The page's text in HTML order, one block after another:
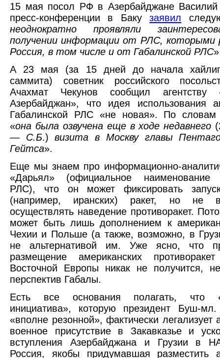
15 мая посол РФ в Азербайджане Василий
пресс-конференции в Бакузаявил
неоднократно проявляли
получении информации от РЛС, которыми
Россия, в том числе и от Габалинской РЛС
А 23 мая (за 15 дней до начала
саммита) советник российского
Ачахмат Чекунов сообщил агентству
Азербайджан», что идея использования
Габалинской РЛС «не новая». По словам
«она была озвучена еще в ходе недавнего
— С.Б.)визита в Москву главы
Гейтса».
Еще мы знаем про информационно-
«Дарьял» (официальное наименование
РЛС), что он может фиксировать
(например, иранских) ракет, но не в
осуществлять наведение противоракет.
может быть лишь дополнением к
Чехии и Польше (а также, возможно, в
не альтернативой им. Уже ясно, что
размещение американских
Восточной Европы никак не получится,
перспектив Габалы.
Есть все основания полагать, что
инициатива», которую президент Буш-
«вполне резонной», фактически легализует
военное присутствие в Закавказье и
вступления Азербайджана и Грузии в
Россия, якобы придумавшая разместить